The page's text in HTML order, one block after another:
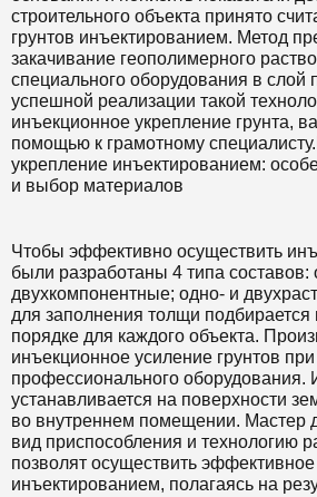
строительного объекта принято
грунтов инъектированием. Метод
закачивание геополимерного
специального оборудования в слой
успешной реализации такой
инъекционное укрепление грунта,
помощью к грамотному
укрепление инъектированием:
и выбор материалов
Чтобы эффективно осуществить
были разработаны 4 типа составов:
двухкомпонентные; одно- и
для заполнения толщи
порядке для каждого объекта.
инъекционное усиление грунтов
профессионального оборудования.
устанавливается на поверхности
во внутреннем помещении. Мастер
вид приспособления и технологию
позволят осуществить эффективное
инъектированием, полагаясь на